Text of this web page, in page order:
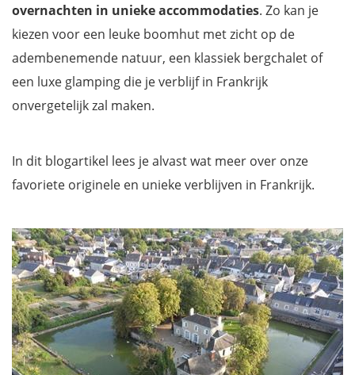
overnachten in unieke accommodaties. Zo kan je
kiezen voor een leuke boomhut met zicht op de
adembenemende natuur, een klassiek bergchalet of
een luxe glamping die je verblijf in Frankrijk
onvergetelijk zal maken.
In dit blogartikel lees je alvast wat meer over onze
favoriete originele en unieke verblijven in Frankrijk.